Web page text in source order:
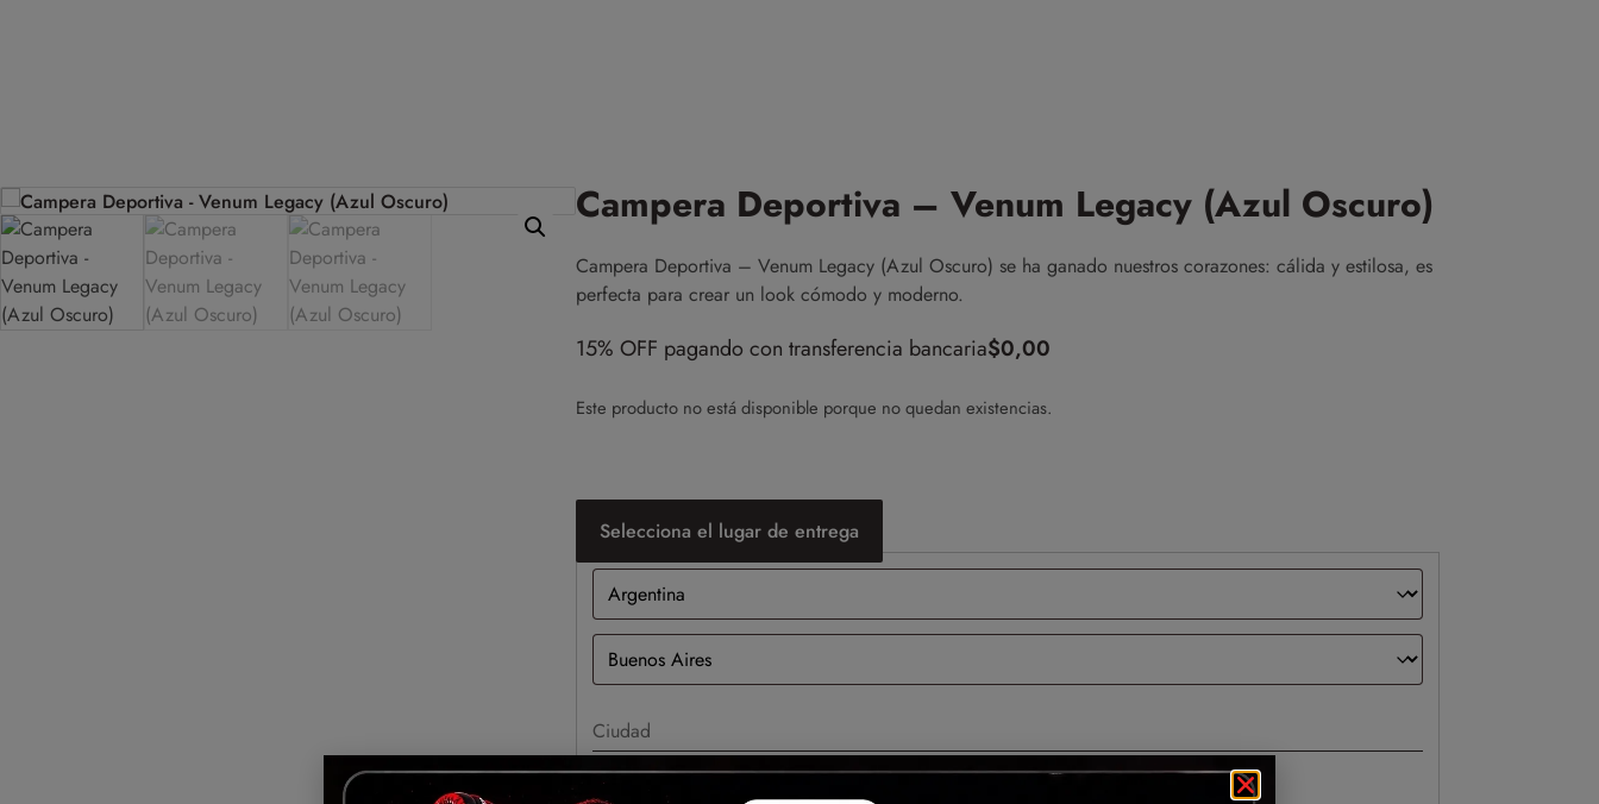
Campera Deportiva – Venum Legacy (Azul Oscuro)
Campera Deportiva – Venum Legacy (Azul Oscuro) se ha ganado nuestros corazones: cálida y estilosa, es
perfecta para crear un look cómodo y moderno.
15% OFF pagando con transferencia bancaria$0,00
Este producto no está disponible porque no quedan existencias.
Selecciona el lugar de entrega